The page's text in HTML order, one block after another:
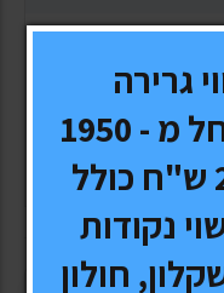
גרירה
לרכבים ! וו קבוע החל מ - 1950
ש"ח וו נשלף 2690 ש"ח כולל
נקודות
חולון